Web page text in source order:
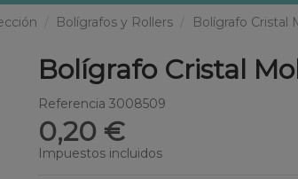
Bolígrafos y Rollers Bolígrafo Cristal
Bolígrafo Cristal
Referencia 3008509
0,20 €
Impuestos incluidos